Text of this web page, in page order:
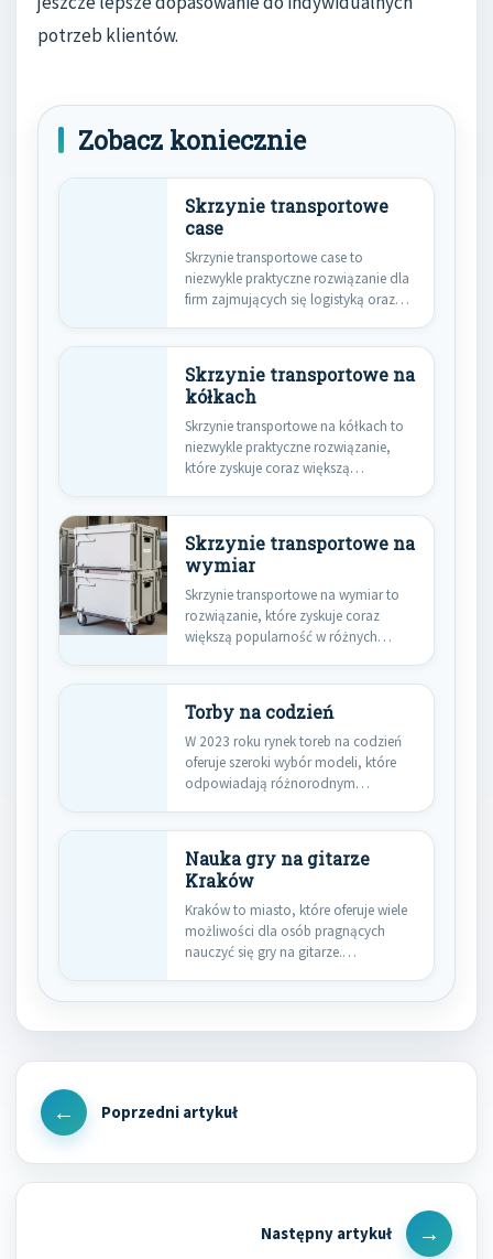
potrzeb klientów.
Zobacz koniecznie
Skrzynie transportowe
case
Skrzynie transportowe case to
niezwykle praktyczne rozwiązanie dla
firm zajmujących się logistyką oraz
Skrzynie transportowe na
kółkach
Skrzynie transportowe na kółkach to
niezwykle praktyczne rozwiązanie,
które zyskuje coraz większą
Skrzynie transportowe na
wymiar
Skrzynie transportowe na wymiar to
rozwiązanie, które zyskuje coraz
większą popularność w różnych
Torby na codzień
W 2023 roku rynek toreb na codzień
oferuje szeroki wybór modeli, które
odpowiadają różnorodnym
Nauka gry na gitarze
Kraków
Kraków to miasto, które oferuje wiele
możliwości dla osób pragnących
nauczyć się gry na gitarze.…
Nawigacja
wpisu
Previous
Next